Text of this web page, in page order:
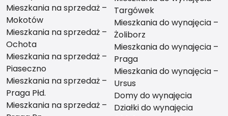
Mieszkania na sprzedaż –
Mokotów
Mieszkania na sprzedaż –
Ochota
Mieszkania na sprzedaż –
Piaseczno
Mieszkania na sprzedaż –
Praga Płd.
Mieszkania na sprzedaż –
Targówek
Mieszkania do wynajęcia –
Żoliborz
Mieszkania do wynajęcia –
Praga
Mieszkania do wynajęcia –
Ursus
Domy do wynajęcia
Działki do wynajęcia